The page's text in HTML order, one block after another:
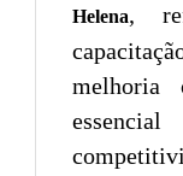
Helena,
melhoria